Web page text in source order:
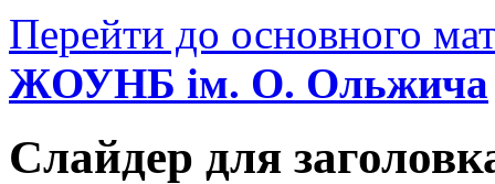
Перейти до основного
ЖОУНБ ім. О. Ольжича
Слайдер для